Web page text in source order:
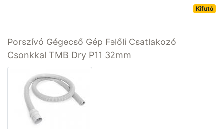
Kifutó
Porszívó Gégecső Gép Felőli Csatlakozó
Csonkkal TMB Dry P11 32mm